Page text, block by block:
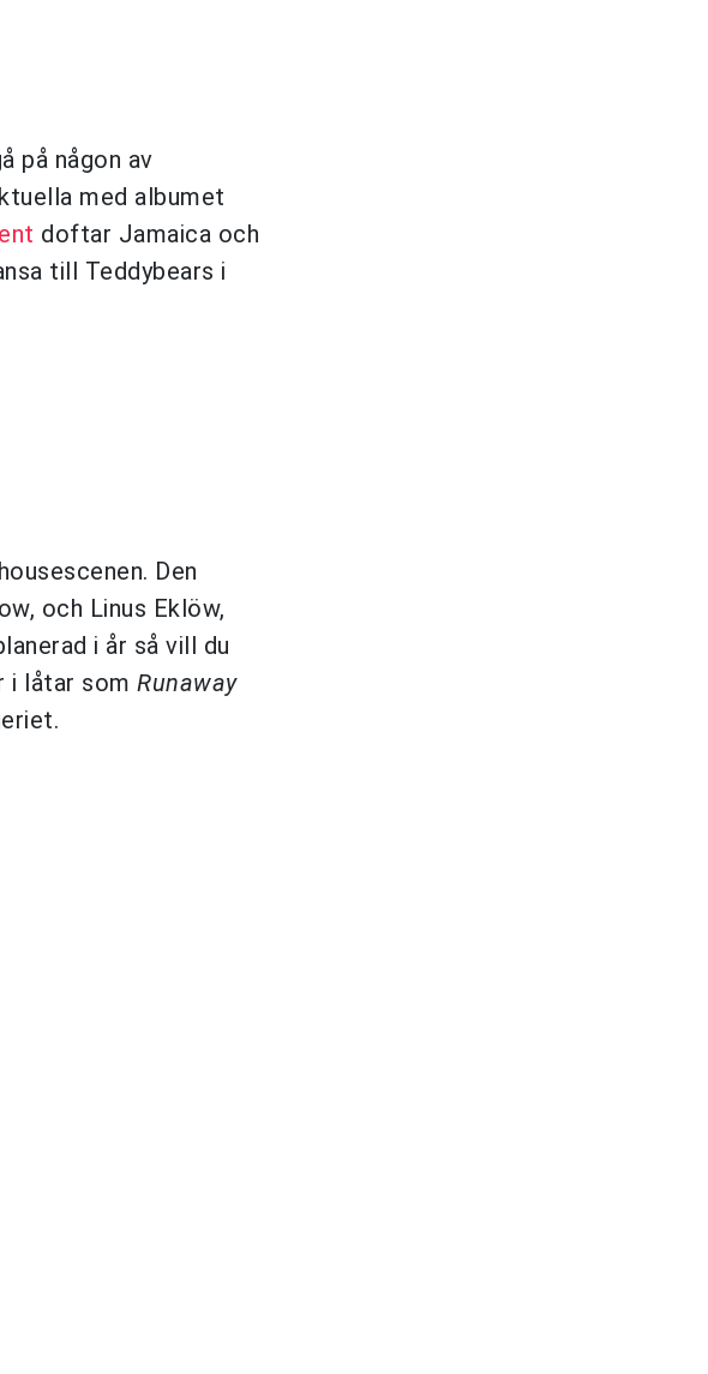
på någon av
med albumet
doftar Jamaica och
till Teddybears i
Den
och Linus Eklöw,
i år så vill du
i låtar som Runaway